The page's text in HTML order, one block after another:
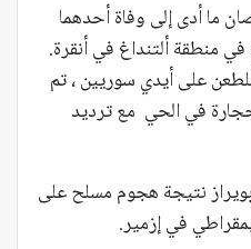
ما أدى إلى وفاة أحدهما
منطقة ألتنداغ في أنقرة.
على أيدي سوريين ، تم
في الحي مع ترديد
نتيجة هجوم مسلح على
في إزمير.